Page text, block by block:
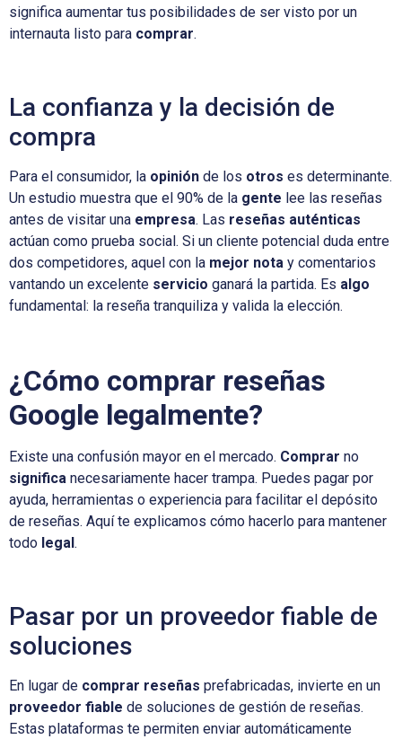
significa aumentar tus posibilidades de ser visto por un
internauta listo para comprar.
La confianza y la decisión de
compra
Para el consumidor, la opinión de los otros es determinante.
Un estudio muestra que el 90% de la gente lee las reseñas
antes de visitar una empresa. Las reseñas auténticas
actúan como prueba social. Si un cliente potencial duda entre
dos competidores, aquel con la mejor nota y comentarios
vantando un excelente servicio ganará la partida. Es algo
fundamental: la reseña tranquiliza y valida la elección.
¿Cómo comprar reseñas
Google legalmente?
Existe una confusión mayor en el mercado. Comprar no
significa necesariamente hacer trampa. Puedes pagar por
ayuda, herramientas o experiencia para facilitar el depósito
de reseñas. Aquí te explicamos cómo hacerlo para mantener
todo legal .
Pasar por un proveedor fiable de
soluciones
En lugar de comprar reseñas prefabricadas, invierte en un
proveedor fiable de soluciones de gestión de reseñas.
Estas plataformas te permiten enviar automáticamente